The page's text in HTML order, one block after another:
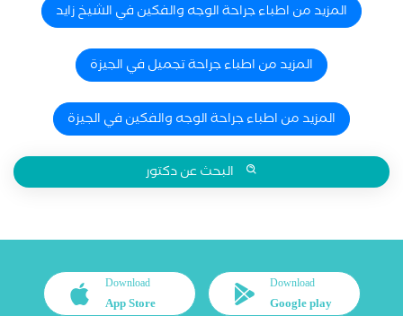
المزيد من اطباء جراحة الوجه والفكين في الشيخ زايد
المزيد من اطباء جراحة تجميل في الجيزة
المزيد من اطباء جراحة الوجه والفكين في الجيزة
البحث عن دكتور
Download
Google play
Download
App Store